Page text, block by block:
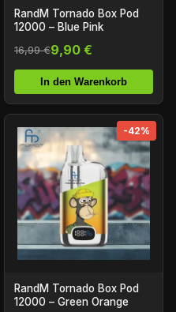
RandM Tornado Box Pod
12000 – Blue Pink
16,99 €9,90 €
In den Warenkorb
-42%
RandM Tornado Box Pod
12000 – Green Orange